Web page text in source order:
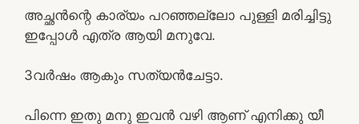
അച്ഛൻന്റെ കാര്യം പറഞ്ഞല്ലോ പുള്ളി മരിച്ചിട്ടു
ഇപ്പോൾ എത്ര ആയി മനുവേ.
3വർഷം ആകും സത്യൻചേട്ടാ.
പിന്നെ ഇതു മനു ഇവൻ വഴി ആണ് എനിക്കു യീ